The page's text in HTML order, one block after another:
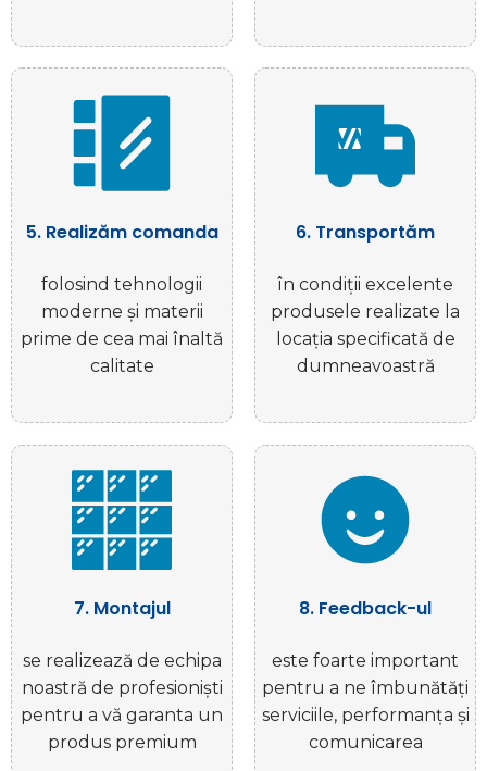
5. Realizăm comanda
folosind tehnologii
moderne și materii
prime de cea mai înaltă
calitate
6. Transportăm
în condiții excelente
produsele realizate la
locația specificată de
dumneavoastră
7. Montajul
se realizează de echipa
noastră de profesioniști
pentru a vă garanta un
produs premium
8. Feedback-ul
este foarte important
pentru a ne îmbunătăți
serviciile, performanța și
comunicarea